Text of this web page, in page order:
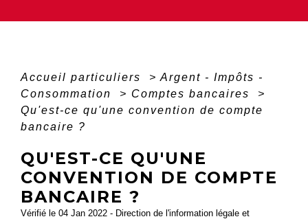
Accueil particuliers > Argent - Impôts -
Consommation
> Comptes bancaires
>
Qu'est-ce qu'une convention de compte
bancaire ?
QU'EST-CE QU'UNE
CONVENTION DE COMPTE
BANCAIRE ?
Vérifié le 04 Jan 2022 - Direction de l'information légale et